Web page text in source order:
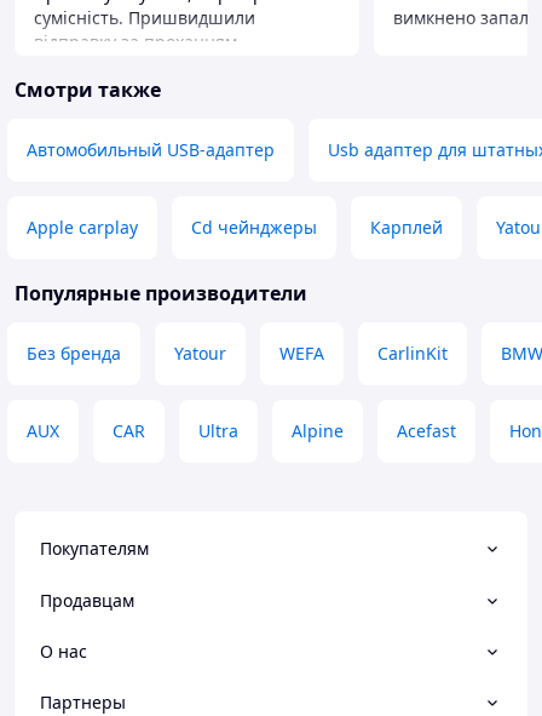
сумісність. Пришвидшили
відправку за проханням.
справи. Встановлення пристрою
частоти, зручність, все на висоті!
крутити ізолентою
Недостатки
вимкнено
потрібно
Смотри также
Автомобильный USB-адаптер Usb адаптер для
Apple carplay Cd чейнджеры Карплей
Популярные производители
Без бренда Yatour WEFA CarlinKit BMW
AUX CAR Ultra Alpine Acefast
Покупателям
Продавцам
О нас
Партнеры